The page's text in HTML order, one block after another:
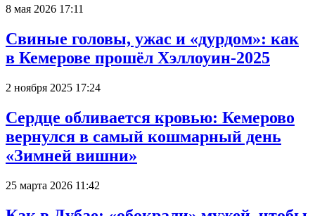
8 мая 2026 17:11
Свиные головы, ужас и «дурдом»: как
в Кемерове прошёл Хэллоуин-2025
2 ноября 2025 17:24
Сердце обливается кровью: Кемерово
вернулся в самый кошмарный день
«Зимней вишни»
25 марта 2026 11:42